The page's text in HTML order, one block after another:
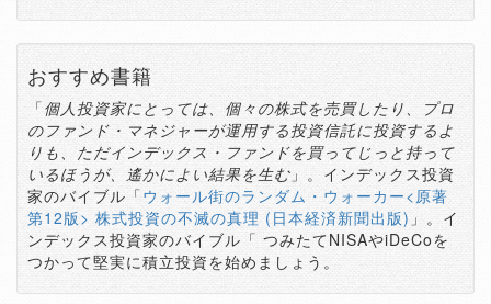
おすすめ書籍
「個人投資家にとっては、個々の株式を売買したり、プロ
のファンド・マネジャーが運用する投資信託に投資するよ
りも、ただインデックス・ファンドを買ってじっと持って
いるほうが、遙かによい結果を生む」。インデックス投資
家のバイブル「ウォール街のランダム・ウォーカー<原著
第12版> 株式投資の不滅の真理 (日本経済新聞出版) 」。イ
ンデックス投資家のバイブル「 つみたてNISAやiDeCoを
つかって堅実に積立投資を始めましょう。